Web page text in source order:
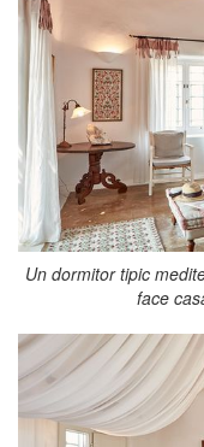
Un dormitor tipic
face